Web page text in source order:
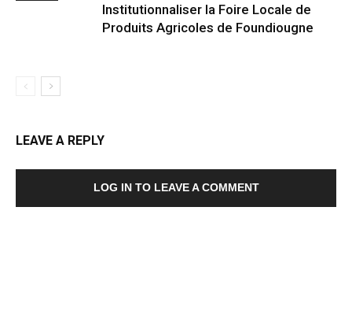
Institutionnaliser la Foire Locale de
Produits Agricoles de Foundiougne
LEAVE A REPLY
LOG IN TO LEAVE A COMMENT